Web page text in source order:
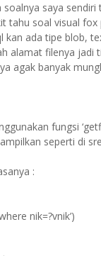
saya
tahu soal visual
kan ada tipe blob,
alamat filenya jadi
agak banyak
fungsi
seperti di
:
nik=?vnik’)